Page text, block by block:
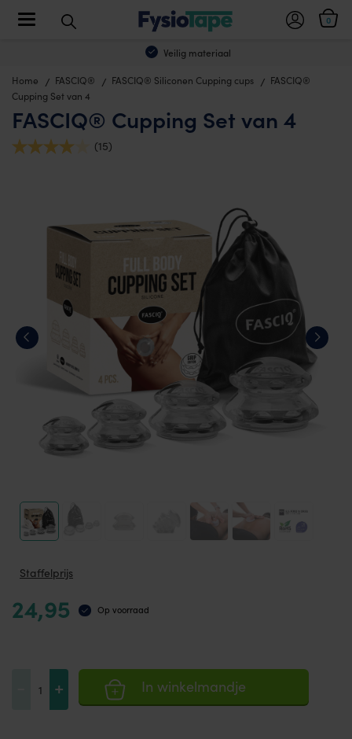
Veilig materiaal
0
Toggle navigation
Home FASCIQ® FASCIQ® Siliconen Cupping cups
FASCIQ®
Cupping Set van 4
FASCIQ® Cupping Set van 4
(15)
Staffelprijs
24,95 Op voorraad
+ In winkelmandje